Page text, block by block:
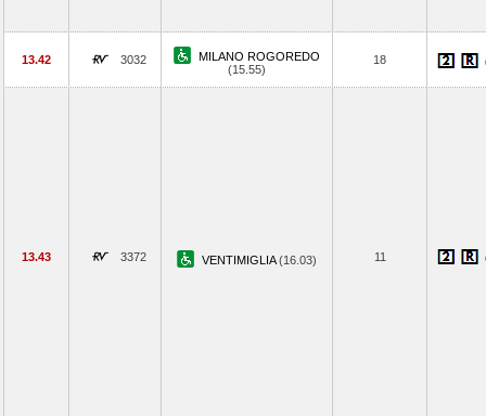
13.42 3032
MILANO ROGOREDO
(15.55)
18
13.43 3372 VENTIMIGLIA(16.03) 11